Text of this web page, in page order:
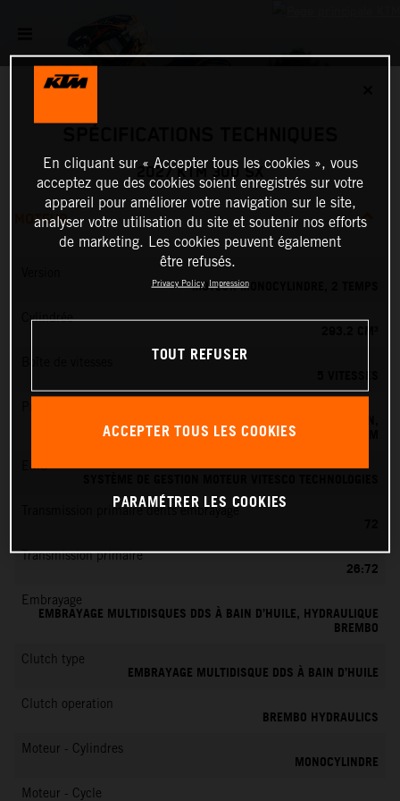
2027 KTM 300 SX
MOTEUR
MOTEUR MONOCYLINDRE, 2 TEMPS
Cylindrée
SYSTÈME D'INJECTION ÉLECTRONIQUE DE CARBURANT KEIHIN,
BOÎTIER PAPILLON 39 MM
EMS
Transmission primaire dents embrayage
Transmission primaire
26:72
Embrayage
EMBRAYAGE MULTIDISQUES DDS À BAIN D’HUILE, HYDRAULIQUE
BREMBO
Clutch type
EMBRAYAGE MULTIDISQUE DDS À BAIN D’HUILE
Clutch operation
BREMBO HYDRAULICS
Moteur - Cylindres
MONOCYLINDRE
Moteur - Cycle
En cliquant sur « Accepter tous les cookies », vous
acceptez que des cookies soient enregistrés sur votre
appareil pour améliorer votre navigation sur le site,
analyser votre utilisation du site et soutenir nos efforts
de marketing. Les cookies peuvent également
être refusés.
Privacy Policy Impression
TOUT REFUSER
ACCEPTER TOUS LES COOKIES
PARAMÉTRER LES COOKIES